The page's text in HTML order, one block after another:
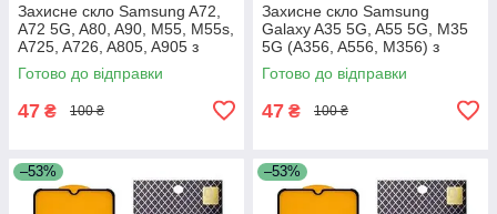
Захисне скло Samsung A72,
A72 5G, A80, A90, M55, M55s,
A725, A726, A805, A905 з
чорною рамкою
Готово до відправки
47 ₴ 100 ₴
Захисне скло Samsung
Galaxy A35 5G, A55 5G, M35
5G (A356, A556, M356) з
чорною рамкою
Готово до відправки
47 ₴ 100 ₴
–53% –53%